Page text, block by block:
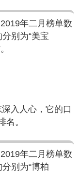
2019年二月榜单数
分别为“美宝
入人心，它的口
名。
2019年二月榜单数
分别为“博柏